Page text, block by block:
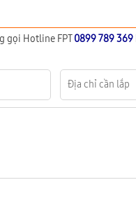
gọi Hotline FPT0899 789 369